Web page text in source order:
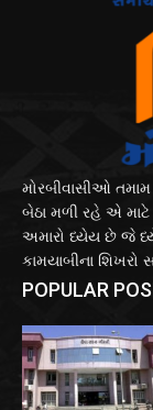
મોરબીવાસીઓ
બેઠા મળી રહે એ માટે
અમારો ધ્યેય છે જે
કામયાબીના
POPULAR